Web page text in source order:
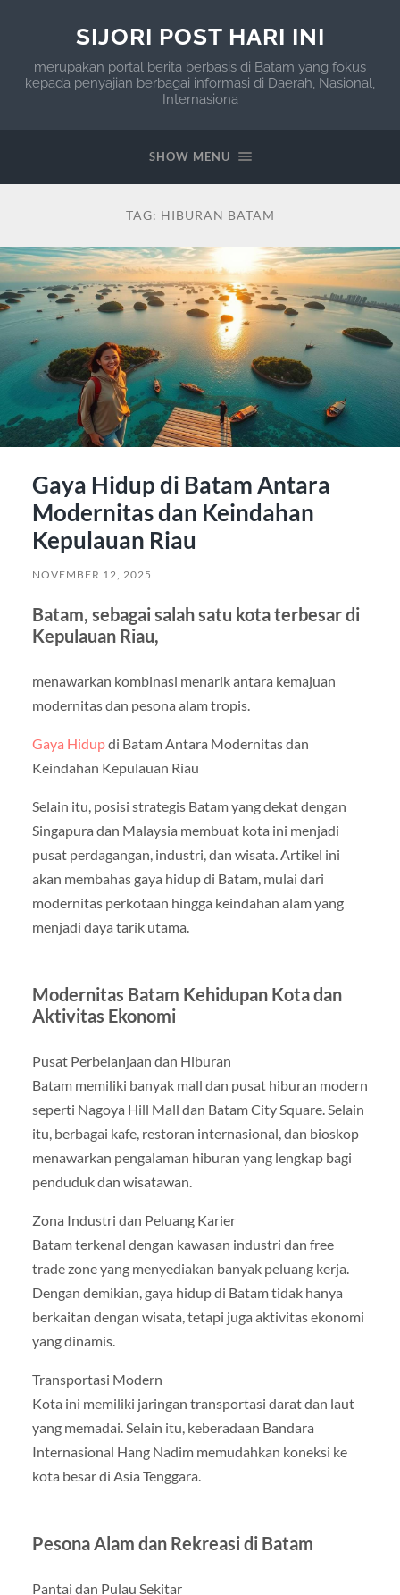
SIJORI POST HARI INI
merupakan portal berita berbasis di Batam yang fokus
kepada penyajian berbagai informasi di Daerah, Nasional,
Internasiona
SHOW MENU
TAG: HIBURAN BATAM
Gaya Hidup di Batam Antara
Modernitas dan Keindahan
Kepulauan Riau
NOVEMBER 12, 2025
Batam, sebagai salah satu kota terbesar di
Kepulauan Riau,
menawarkan kombinasi menarik antara kemajuan
modernitas dan pesona alam tropis.
Gaya Hidupdi Batam Antara Modernitas dan
Keindahan Kepulauan Riau
Selain itu, posisi strategis Batam yang dekat dengan
Singapura dan Malaysia membuat kota ini menjadi
pusat perdagangan, industri, dan wisata. Artikel ini
akan membahas gaya hidup di Batam, mulai dari
modernitas perkotaan hingga keindahan alam yang
menjadi daya tarik utama.
Modernitas Batam Kehidupan Kota dan
Aktivitas Ekonomi
Pusat Perbelanjaan dan Hiburan
Batam memiliki banyak mall dan pusat hiburan modern
seperti Nagoya Hill Mall dan Batam City Square. Selain
itu, berbagai kafe, restoran internasional, dan bioskop
menawarkan pengalaman hiburan yang lengkap bagi
penduduk dan wisatawan.
Zona Industri dan Peluang Karier
Batam terkenal dengan kawasan industri dan free
trade zone yang menyediakan banyak peluang kerja.
Dengan demikian, gaya hidup di Batam tidak hanya
berkaitan dengan wisata, tetapi juga aktivitas ekonomi
yang dinamis.
Transportasi Modern
Kota ini memiliki jaringan transportasi darat dan laut
yang memadai. Selain itu, keberadaan Bandara
Internasional Hang Nadim memudahkan koneksi ke
kota besar di Asia Tenggara.
Pesona Alam dan Rekreasi di Batam
Pantai dan Pulau Sekitar